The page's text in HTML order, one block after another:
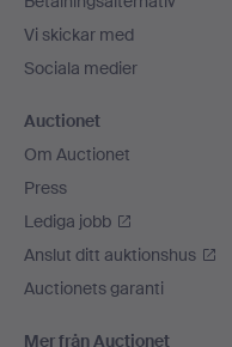
Vi skickar med
Sociala medier
Auctionet
Om Auctionet
Press
Lediga jobb
Anslut ditt auktionshus
Auctionets garanti
Mer från Auctionet